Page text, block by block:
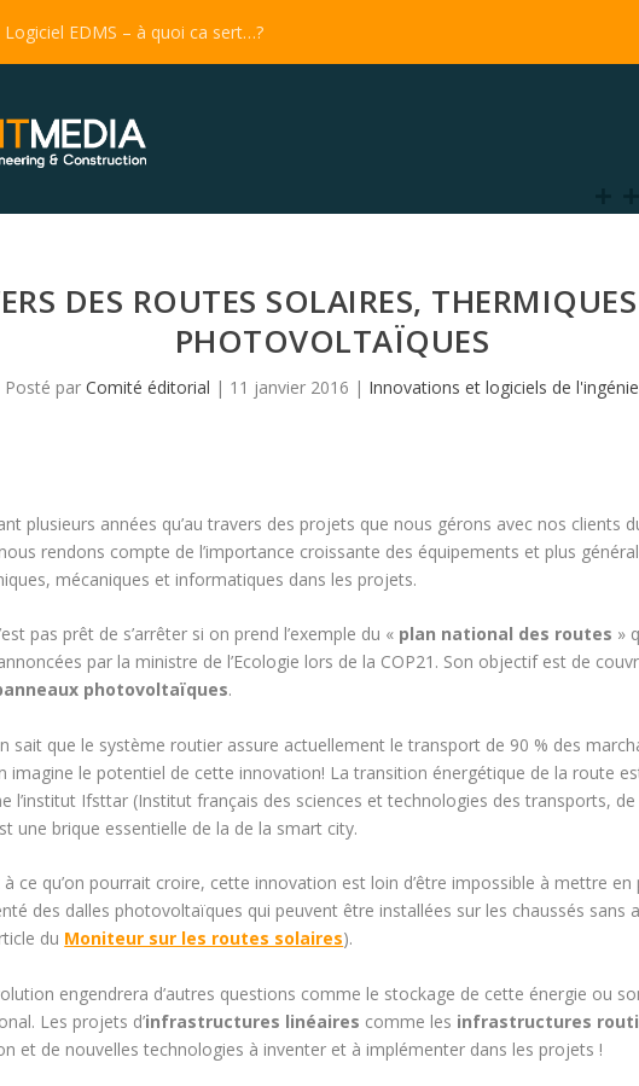
Logiciel EDMS – à quoi ca sert…?
DES ROUTES SOLAIRES,
PHOTOVOLTAÏQUES
Posté parComité éditorial | 11 janvier 2016 | Innovations et logiciels de
plusieurs années qu’au travers des projets que nous gérons avec nos clients
rendons compte de l’importance croissante des équipements et plus
mécaniques et informatiques dans les projets.
pas prêt de s’arrêter si on prend l’exemple du « plan national des routes »
par la ministre de l’Ecologie lors de la COP21. Son objectif est de
photovoltaïques.
sait que le système routier assure actuellement le transport de 90 % des
imagine le potentiel de cette innovation! La transition énergétique de la route
l’institut Ifsttar (Institut français des sciences et technologies des transports, de
une brique essentielle de la de la smart city.
ce qu’on pourrait croire, cette innovation est loin d’être impossible à mettre en
des dalles photovoltaïques qui peuvent être installées sur les chaussés sans
du Moniteur sur les routes solaires).
engendrera d’autres questions comme le stockage de cette énergie ou
Les projets d’infrastructures linéaires comme les infrastructures
et de nouvelles technologies à inventer et à implémenter dans les projets !